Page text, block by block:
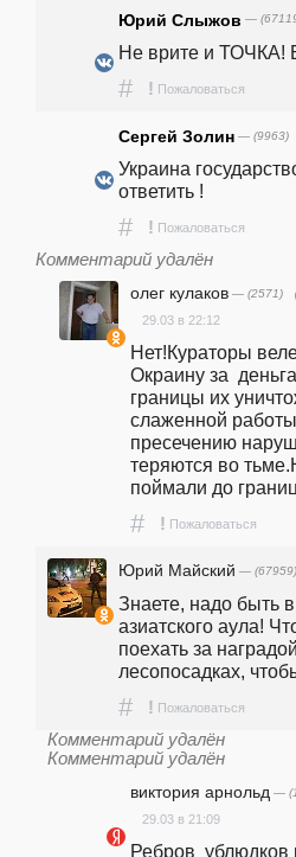
Юрий Слыжов —
Не врите и ТОЧКА!
# ! Пожаловаться
Сергей Золин — (9963)
Украина
ответить !
# ! Пожаловаться
Комментарий удалён
олег кулаков — (2571)
29.03 в 22:12
Нет!Кураторы
Окраину за
границы их
слаженной
пресечению
теряются во
поймали до
# ! Пожаловаться
Юрий Майский — (67959)
Знаете, надо быть
азиатского аула!
поехать за
лесопосадках,
# ! Пожаловаться
Комментарий удалён
Комментарий удалён
виктория арнольд —
29.03 в 21:09
Ребров  ублюдков